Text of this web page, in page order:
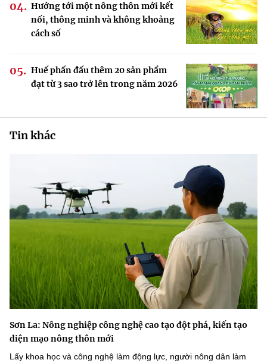
Hướng tới một nông thôn mới kết
nối, thông minh và không khoảng
cách số
Huế phấn đấu thêm 20 sản phẩm
đạt từ 3 sao trở lên trong năm 2026
Tin khác
Sơn La: Nông nghiệp công nghệ cao tạo đột phá, kiến tạo
diện mạo nông thôn mới
Lấy khoa học và công nghệ làm động lực, người nông dân làm